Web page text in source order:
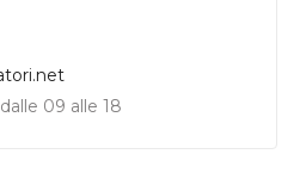
09 alle 18